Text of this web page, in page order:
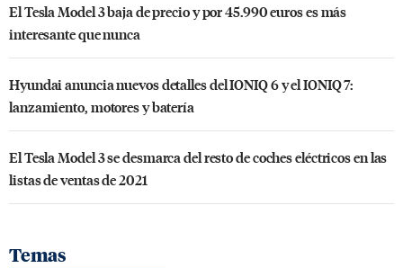
El Tesla Model 3 baja de precio y por 45.990 euros es más
interesante que nunca
Hyundai anuncia nuevos detalles del IONIQ 6 y el IONIQ 7:
lanzamiento, motores y batería
El Tesla Model 3 se desmarca del resto de coches eléctricos en las
listas de ventas de 2021
Temas